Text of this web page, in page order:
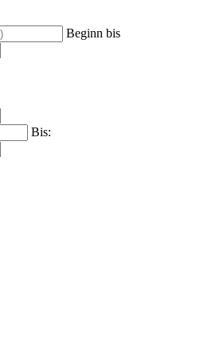
Beginn bis
Bis: